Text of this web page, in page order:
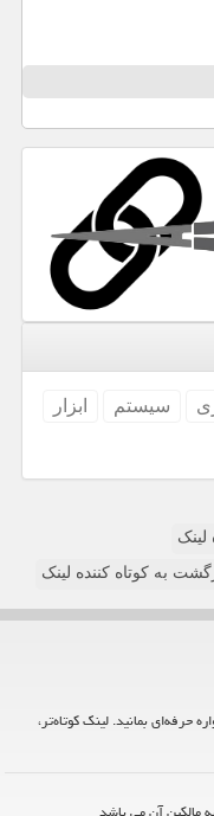
سیستم
ابزار
لینک
به کوتاه کننده لینک
حرفه‌ای بمانید. لینک کوتاه‌تر،